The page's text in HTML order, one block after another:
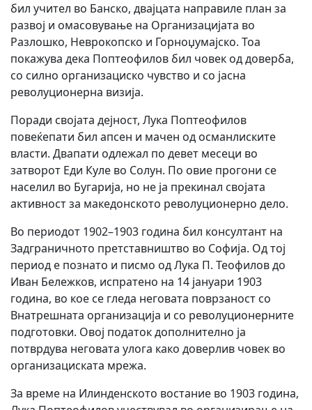
бил учител во Банско, двајцата направиле план за
развој и омасовување на Организацијата во
Разлошко, Неврокопско и Горноџумајско. Тоа
покажува дека Поптеофилов бил човек од доверба,
со силно организациско чувство и со јасна
револуционерна визија.
Поради својата дејност, Лука Поптеофилов
повеќепати бил апсен и мачен од османлиските
власти. Двапати одлежал по девет месеци во
затворот Еди Куле во Солун. По овие прогони се
населил во Бугарија, но не ја прекинал својата
активност за македонското револуционерно дело.
Во периодот 1902–1903 година бил консултант на
Задграничното претставништво во Софија. Од тој
период е познато и писмо од Лука П. Теофилов до
Иван Бележков, испратено на 14 јануари 1903
година, во кое се гледа неговата поврзаност со
Внатрешната организација и со револуционерните
подготовки. Овој податок дополнително ја
потврдува неговата улога како доверлив човек во
организациската мрежа.
За време на Илинденското востание во 1903 година,